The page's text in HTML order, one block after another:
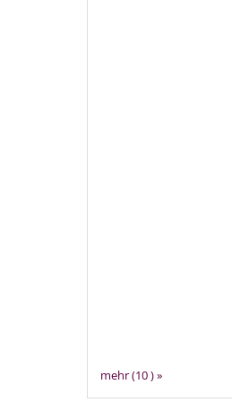
mehr (10 ) »